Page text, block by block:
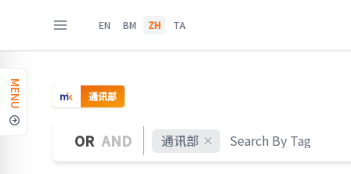
EN BM ZH TA
MENU 通讯部
OR AND 通讯部